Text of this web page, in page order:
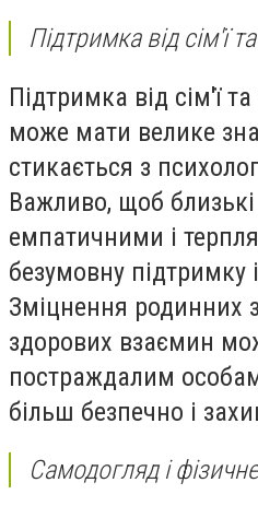
Підтримка від сім'ї
Підтримка від сім'ї
може мати велике
стикається з
Важливо, щоб
емпатичними і
безумовну підтримку
Зміцнення родинних
здорових взаємин
постраждалим
більш безпечно і
Самодогляд і